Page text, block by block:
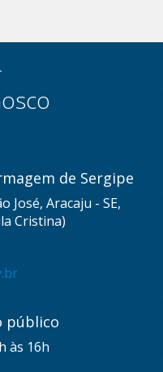
de Sergipe
José, Aracaju - SE,
Cristina)
público
às 16h